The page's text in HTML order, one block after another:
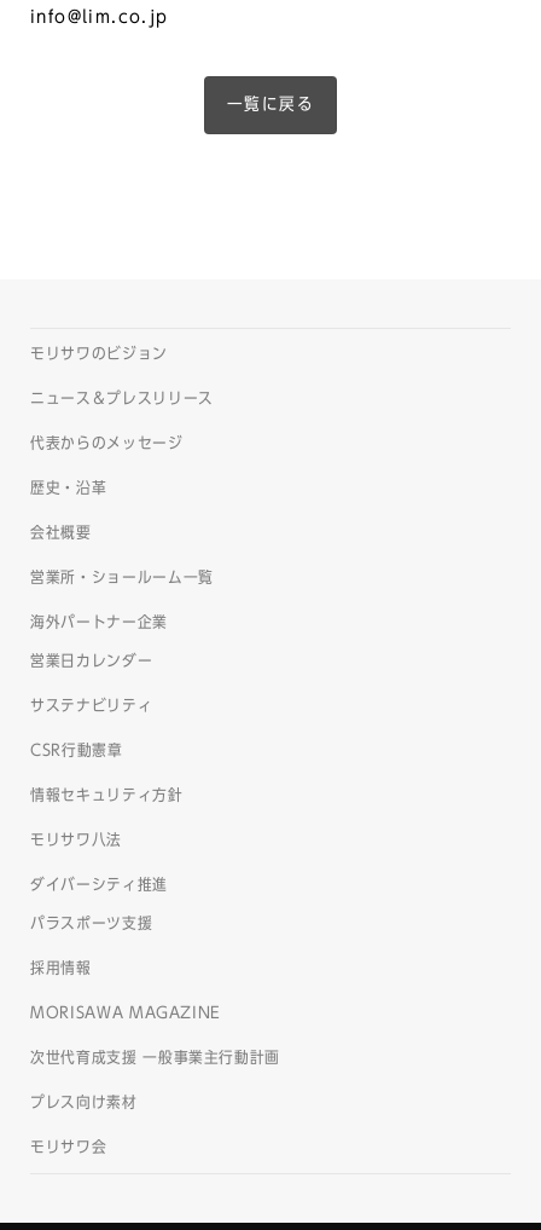
info@lim.co.jp
一覧に戻る
モリサワのビジョン
ニュース＆プレスリリース
代表からのメッセージ
歴史・沿革
会社概要
営業所・ショールーム一覧
海外パートナー企業
営業日カレンダー
サステナビリティ
CSR行動憲章
情報セキュリティ方針
モリサワ八法
ダイバーシティ推進
パラスポーツ支援
採用情報
MORISAWA MAGAZINE
次世代育成支援 一般事業主行動計画
プレス向け素材
モリサワ会